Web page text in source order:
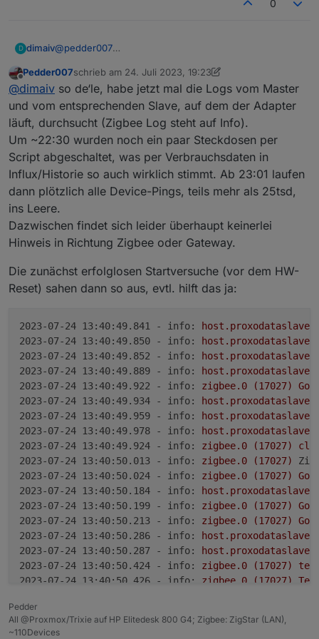
0
D dimaiv@pedder007
stand...
Offline
Pedder007schrieb am 24. Juli 2023, 19:23
zuletzt editiert von Pedder007
@dimaiv so de‘le, habe jetzt mal die Logs vom Master
und vom entsprechenden Slave, auf dem der Adapter
läuft, durchsucht (Zigbee Log steht auf Info).
Um ~22:30 wurden noch ein paar Steckdosen per
Script abgeschaltet, was per Verbrauchsdaten in
Influx/Historie so auch wirklich stimmt. Ab 23:01 laufen
dann plötzlich alle Device-Pings, teils mehr als 25tsd,
ins Leere.
Dazwischen findet sich leider überhaupt keinerlei
Hinweis in Richtung Zigbee oder Gateway.
Die zunächst erfolglosen Startversuche (vor dem HW-
Reset) sahen dann so aus, evtl. hilft das ja:
2023-07-24 13:40:49.841 - info: host.proxodataslave
2023-07-24 13:40:49.850 - info:
host.proxodataslave
2023-07-24 13:40:49.852 - info:
host.proxodataslave
2023-07-24 13:40:49.889 - info:
host.proxodataslave
2023-07-24 13:40:49.922 - info:
zigbee.0 (17027)
Got
2023-07-24 13:40:49.934 - info:
host.proxodataslave
2023-07-24 13:40:49.959 - info:
host.proxodataslave
2023-07-24 13:40:49.978 - info:
host.proxodataslave
2023-07-24 13:40:49.924 - info:
zigbee.0 (17027)
2023-07-24 13:40:50.013 - info:
zigbee.0 (17027)
2023-07-24 13:40:50.024 - info:
zigbee.0 (17027)
Got
2023-07-24 13:40:50.184 - info:
host.proxodataslave
2023-07-24 13:40:50.199 - info:
zigbee.0 (17027)
Got
2023-07-24 13:40:50.213 - info:
zigbee.0 (17027)
Got
2023-07-24 13:40:50.286 - info:
host.proxodataslave
2023-07-24 13:40:50.287 - info:
host.proxodataslave
2023-07-24 13:40:50.424 - info:
zigbee.0 (17027)
2023-07-24 13:40:50.426 - info:
zigbee.0 (17027)
2023-07-24 13:40:51.425 - info:
2023-07-24 13:40:55.008 - info:
host.proxodataslave
Pedder
All @Proxmox/Trixie auf HP Elitedesk 800 G4; Zigbee: ZigStar (LAN),
~110Devices